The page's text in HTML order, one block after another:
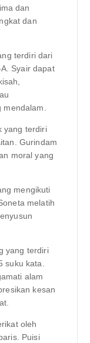
dan
dan
terdiri dari
Syair dapat
yang terdiri
Gurindam
moral yang
mengikuti
melatih
yang terdiri
suku kata.
alam
kesan
oleh
Puisi